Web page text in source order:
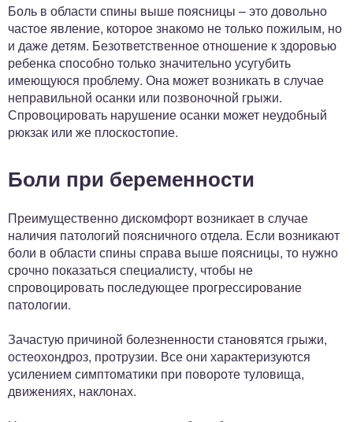
Боль в области спины выше поясницы – это довольно
частое явление, которое знакомо не только пожилым, но
и даже детям. Безответственное отношение к здоровью
ребенка способно только значительно усугубить
имеющуюся проблему. Она может возникать в случае
неправильной осанки или позвоночной грыжи.
Спровоцировать нарушение осанки может неудобный
рюкзак или же плоскостопие.
Боли при беременности
Преимущественно дискомфорт возникает в случае
наличия патологий поясничного отдела. Если возникают
боли в области спины справа выше поясницы, то нужно
срочно показаться специалисту, чтобы не
спровоцировать последующее прогрессирование
патологии.
Зачастую причиной болезненности становятся грыжи,
остеохондроз, протрузии. Все они характеризуются
усилением симптоматики при повороте туловища,
движениях, наклонах.